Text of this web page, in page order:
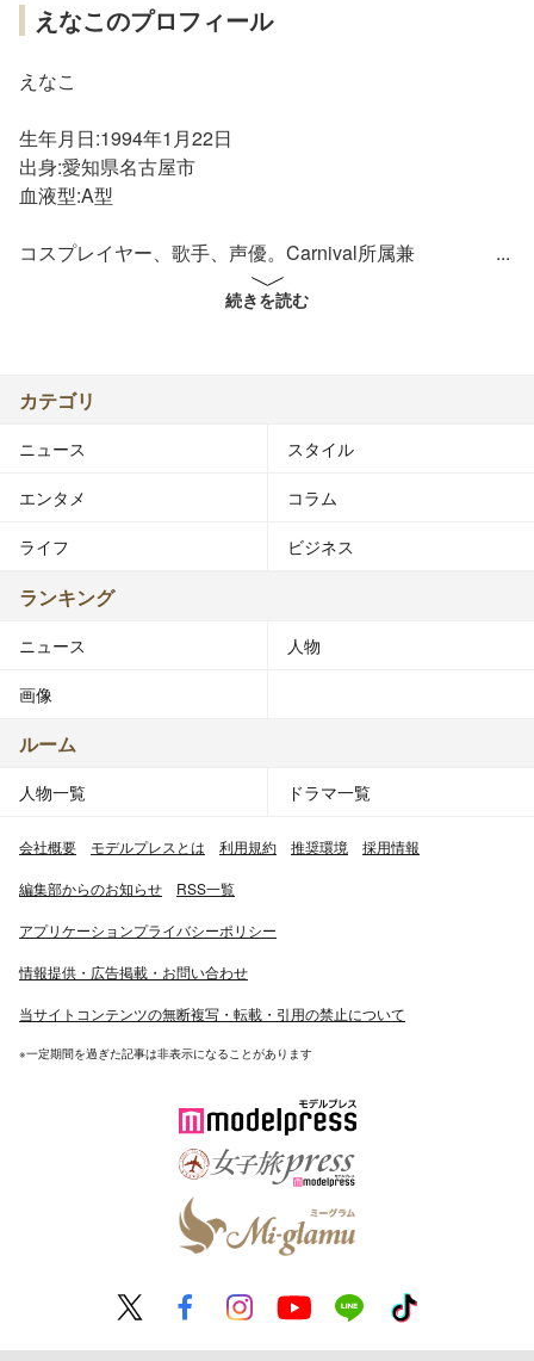
えなこのプロフィール
えなこ
生年月日:1994年1月22日
出身:愛知県名古屋市
血液型:A型
コスプレイヤー、歌手、声優。Carnival所属兼
Carnival☆Starsイメージガール。女性アイドルグループ
パナシェ!の元メンバー。パナシェ!解散後に引退するもフ
2006年、中学1年生の時にテレビで涼宮ハルヒの憂鬱やロ
2008年、中学2年生の時にコスプレイヤーの友人に誘われ
シェ!の略歴は#パナシェ!を参照。
2015年3月4日に活動を再開することをTwitterで発表。11
月21日にえなこがモデルを務めた写真が賞を受賞。
2016年3月24日稼働のREFLEC BEAT VOLZZA 2の収録曲
4月12日にメイドカフェ カーニバルスターズのイメージガ
いづれ神話の放課後戦争〈ラグナロク〉第3巻購入者対象
のイベントを開催し公式レイヤーにも選ばれたことを発
原せいじのバズ☆ドルwith松井玲奈」に出演。アシスタン
トとして番組を盛り立てる。28日にアプリゲーム「真空
9月15日に東京ゲームショウ2016 GREEブースの情報解
禁発表会にてアプリゲーム「武器よさらば」ゆみにゃん役
の声優に選ばれていることを発表。
11月17日にLINEのV.I.P. Pressのインタビュー記事内で
る事を報告。
続きを読む
カテゴリ
ニュース スタイル
エンタメ コラム
ライフ ビジネス
ランキング
ニュース 人物
画像
ルーム
人物一覧 ドラマ一覧
会社概要 モデルプレスとは 利用規約 推奨環境 採用情報
編集部からのお知らせ RSS一覧
アプリケーションプライバシーポリシー
情報提供・広告掲載・お問い合わせ
当サイトコンテンツの無断複写・転載・引用の禁止について
※一定期間を過ぎた記事は非表示になることがあります